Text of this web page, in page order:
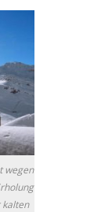
wegen
kalten